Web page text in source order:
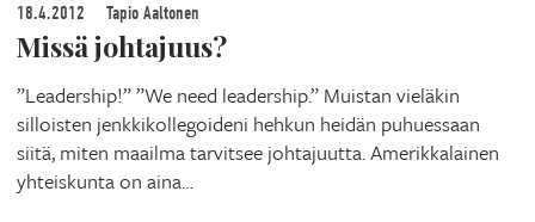
18.4.2012 Tapio Aaltonen
Missä johtajuus?
”Leadership!” ”We need leadership.” Muistan vieläkin
silloisten jenkkikollegoideni hehkun heidän puhuessaan
siitä, miten maailma tarvitsee johtajuutta. Amerikkalainen
yhteiskunta on aina…